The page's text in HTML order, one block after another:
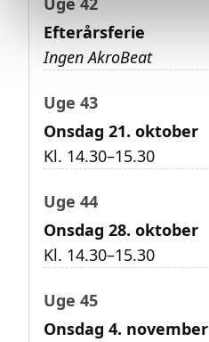
Efterårsferie
Ingen AkroBeat
Uge 43
Onsdag 21. oktober
Kl. 14.30–15.30
Uge 44
Onsdag 28. oktober
Kl. 14.30–15.30
Uge 45
Onsdag 4. november